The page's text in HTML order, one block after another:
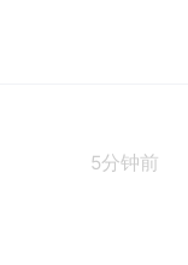
5分钟前